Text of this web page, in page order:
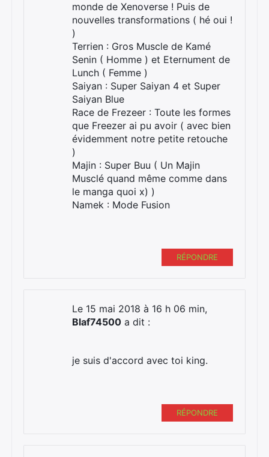
monde de Xenoverse ! Puis de
nouvelles transformations ( hé oui !
)
Terrien : Gros Muscle de Kamé
Senin ( Homme ) et Eternument de
Lunch ( Femme )
Saiyan : Super Saiyan 4 et Super
Saiyan Blue
Race de Frezeer : Toute les formes
que Freezer ai pu avoir ( avec bien
évidemment notre petite retouche
)
Majin : Super Buu ( Un Majin
Musclé quand même comme dans
le manga quoi x) )
Namek : Mode Fusion
RÉPONDRE
Le 15 mai 2018 à 16 h 06 min,
Blaf74500 a dit :
je suis d'accord avec toi king.
RÉPONDRE